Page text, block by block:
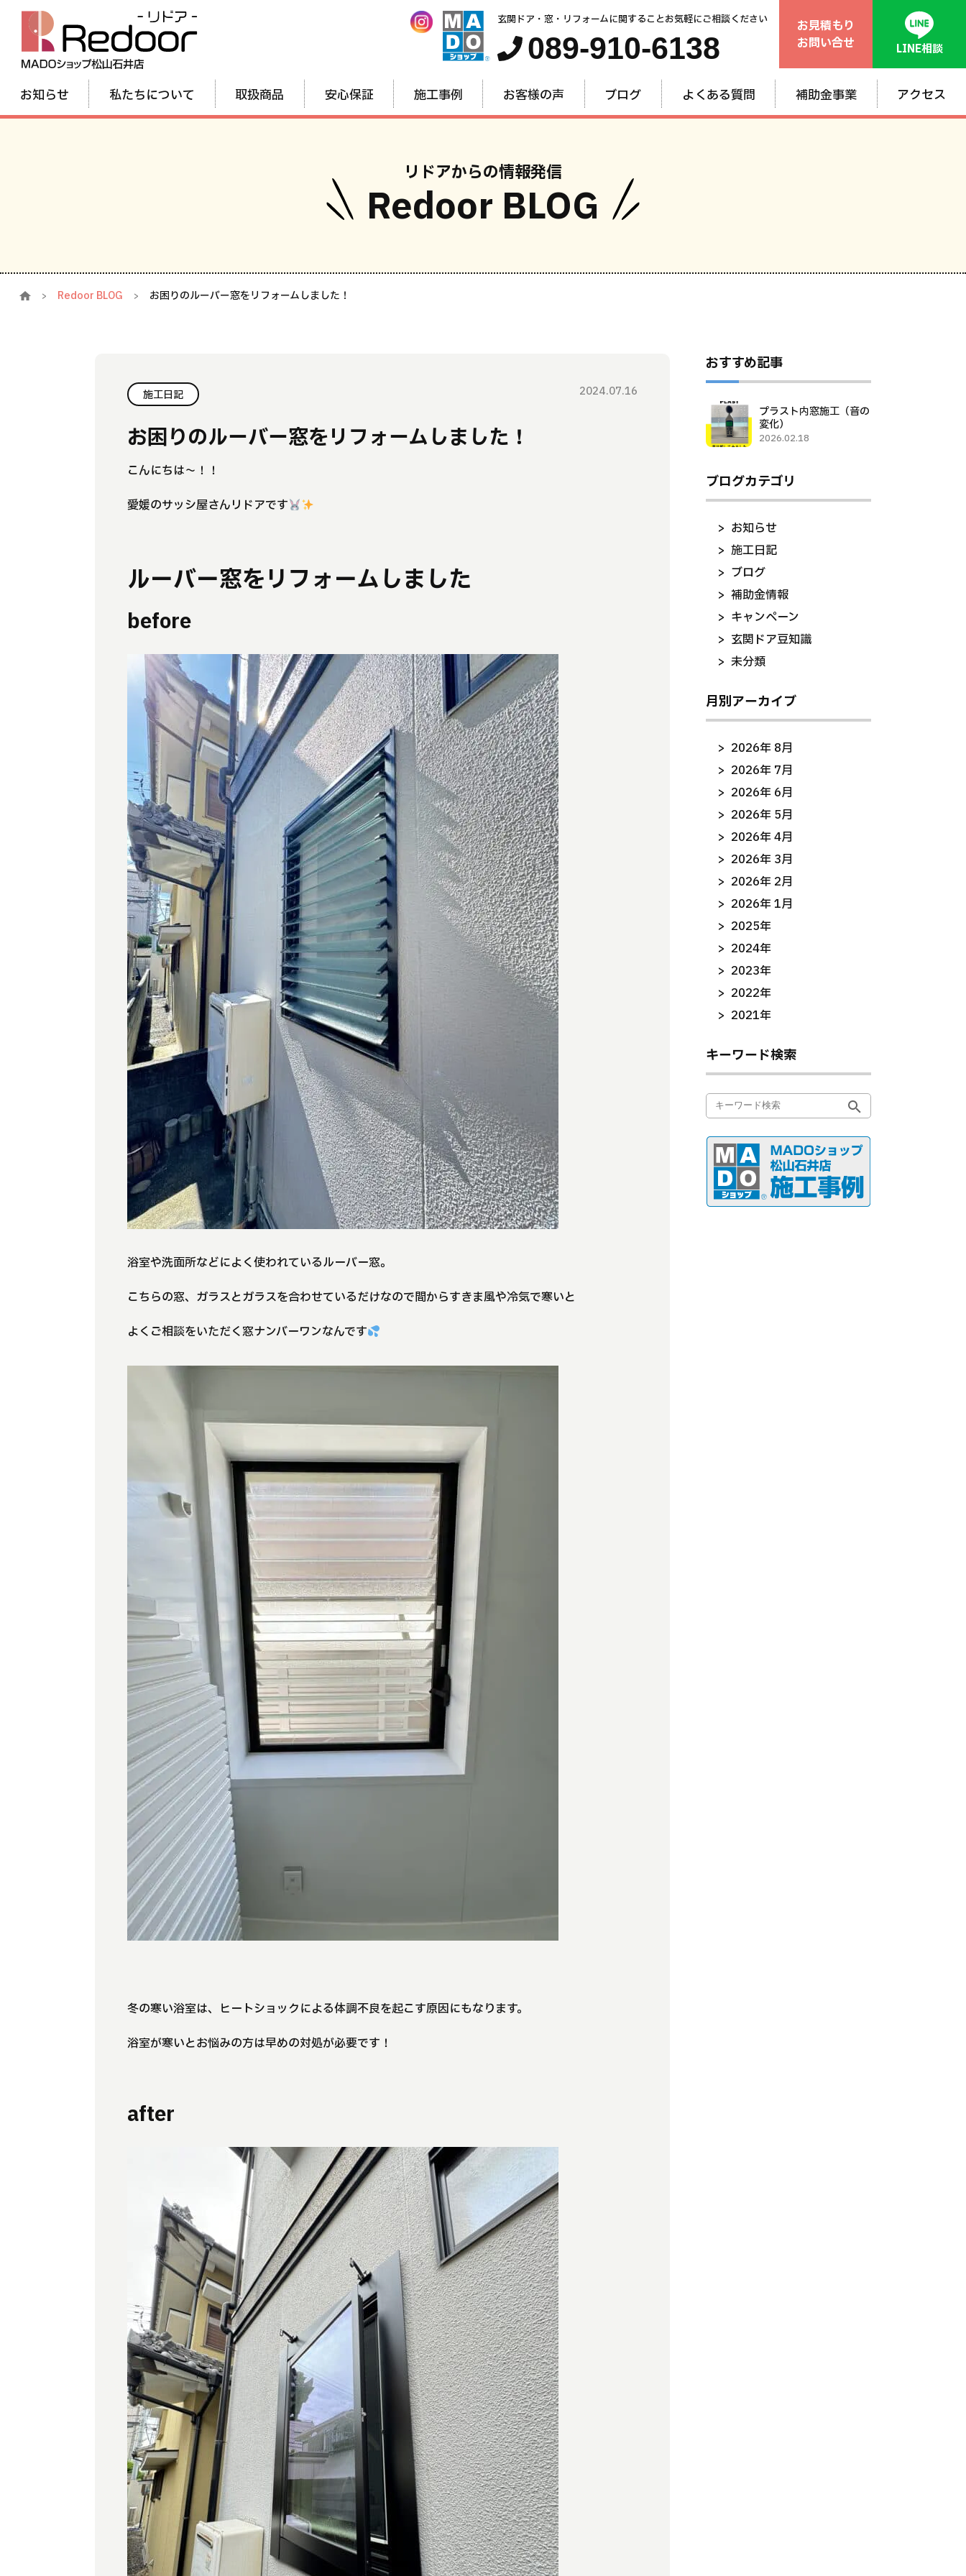
玄関ドア・窓・リフォームに関することお気軽にご相談ください
089-910-6138
お見積もり
お問い合せ
LINE相談
お知らせ 私たちについて 取扱商品
窓・内窓
のリフォーム
安心保証 施工事例 お客様の声 ブログ よくある質問 補助金事業 アクセス
リドアからの情報発信
Redoor BLOG
Redoor BLOG お困りのルーバー窓をリフォームしました！
施工日記 2024.07.16
お困りのルーバー窓をリフォームしました！
こんにちは～！！
愛媛のサッシ屋さんリドアです
ルーバー窓をリフォームしました
before
浴室や洗面所などによく使われているルーバー窓。
こちらの窓、ガラスとガラスを合わせているだけなので間からすきま風や冷気で寒いと
よくご相談をいただく窓ナンバーワンなんです
冬の寒い浴室は、ヒートショックによる体調不良を起こす原因にもなります。
浴室が寒いとお悩みの方は早めの対処が必要です！
after
おすすめ記事
プラスト内窓施工（音の
変化）
2026.02.18
ブログカテゴリ
お知らせ
施工日記
ブログ
補助金情報
キャンペーン
玄関ドア豆知識
未分類
月別アーカイブ
2026年 8月
2026年 7月
2026年 6月
2026年 5月
2026年 4月
2026年 3月
2026年 2月
2026年 1月
2025年
2024年
2023年
2022年
2021年
キーワード検索